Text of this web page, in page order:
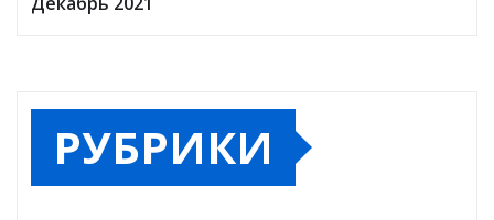
РУБРИКИ